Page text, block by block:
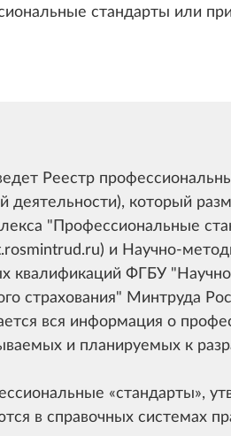
стандарты или
Реестр
деятельности), который
"Профессиональные
и Научно-
квалификаций ФГБУ
страхования" Минтруда
вся информация о
и планируемых к
стандарты ,
в справочных системах